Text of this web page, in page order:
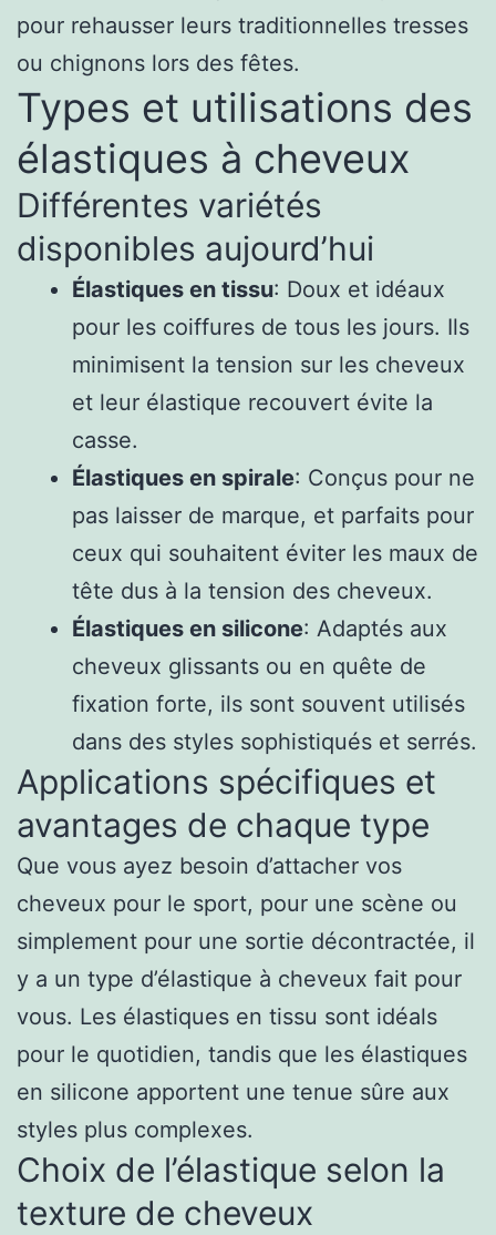
pour rehausser leurs traditionnelles tresses
ou chignons lors des fêtes.
Types et utilisations des
élastiques à cheveux
Différentes variétés
disponibles aujourd’hui
Élastiques en tissu: Doux et idéaux
pour les coiffures de tous les jours. Ils
minimisent la tension sur les cheveux
et leur élastique recouvert évite la
casse.
Élastiques en spirale: Conçus pour ne
pas laisser de marque, et parfaits pour
ceux qui souhaitent éviter les maux de
tête dus à la tension des cheveux.
Élastiques en silicone: Adaptés aux
cheveux glissants ou en quête de
fixation forte, ils sont souvent utilisés
dans des styles sophistiqués et serrés.
Applications spécifiques et
avantages de chaque type
Que vous ayez besoin d’attacher vos
cheveux pour le sport, pour une scène ou
simplement pour une sortie décontractée, il
y a un type d’élastique à cheveux fait pour
vous. Les élastiques en tissu sont idéals
pour le quotidien, tandis que les élastiques
en silicone apportent une tenue sûre aux
styles plus complexes.
Choix de l’élastique selon la
texture de cheveux